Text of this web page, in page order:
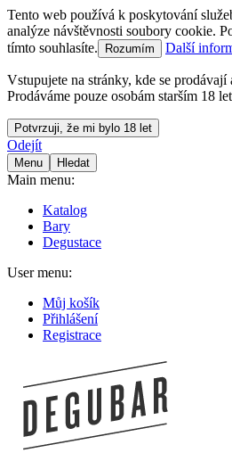
Tento web používá k poskytování
analýze návštěvnosti soubory cookie.
tímto souhlasíte.
Rozumím Další
Vstupujete na stránky, kde se
Prodáváme pouze osobám starším 18
Potvrzuji, že mi bylo 18 let
Odejít
Menu Hledat
Main menu:
Katalog
Bary
Degustace
User menu:
Můj košík
Přihlášení
Registrace